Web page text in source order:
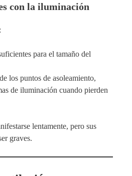
con la iluminación
para el tamaño del
los puntos de asoleamiento,
de iluminación cuando pierden
lentamente, pero sus
graves.